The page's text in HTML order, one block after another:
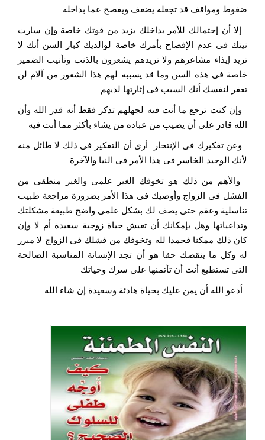
ضغوط ومواقف قد تجعله يضعف ويفصح عما بداخله
إلا أن إحتمالك للأمر بداخلك يزيد من قوتك خاصة وإن سارت
نيتك فى عدم الإفصاح بأمرك خاصة لوالديك كبار السن أنك لا
تريد إيذاء مشاعرهم ولا تريدهم يشعرون بالذنب وتأنيب الضمير
خاصة فى هذه السن وما قد يسببه لهم هذا الشعور من آلام لن
تغفر لنفسك أنك السبب فى إثارتها لديهم
وإن كنت ترجع ما أنت فيه لجهلهم تذكر فقط أنه قدر الله وأن
الله قادر على أن يصيب من عباده من يشاء بأكثر مما أنت فيه
وعن تفكيرك فى الإنتحار أرى أن التفكير فى ذلك لا طائل منه
لأنك الوحيد الخاسر فى هذا الأمر فى النيا والآخرة
والأهم من ذلك هو تخوفك الغير علمى والغير منطقى من
الفشل فى الزواج وأوصيك فى هذا الأمر بضرورة مراجعة طبيب
تناسلية وعقم حتى يصف لك بشكل علمى واضح طبيعة مشكلتك
وتداعياتها وهل بإمكانك أن تعيش حياة زوجية سعيدة أم لا وإن
كان ذلك ممكنا فحمدا لله وتخوفك من فشلك فى الزواج لا مبرر
له وكل ما ينقصك حقا هو أن تجد الإنسانة المناسبة الصالحة
التى تستطيع أنت أن تأتمنها على سرك وحياتك
أدعو الله أن يمن عليك بحياة هادئة وسعيدة إن شاء الله